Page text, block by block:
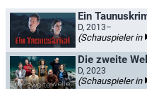
Ein
D, 2013–
(Schauspieler in
Die zweite
D, 2023
(Schauspieler in